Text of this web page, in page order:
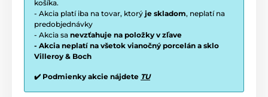
košíka.
- Akcia platí iba na tovar, ktorý je skladom, neplatí na
predobjednávky
- Akcia sa nevzťahuje na položky v zľave
- Akcia neplatí na všetok vianočný porcelán a sklo
Villeroy & Boch
✔️ Podmienky akcie nájdete TU